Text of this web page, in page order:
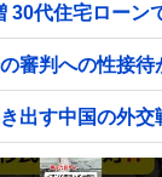
30代住宅ローン
審判への性接
出す中国の外